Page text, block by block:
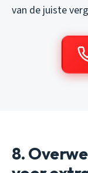
van de juiste
8.